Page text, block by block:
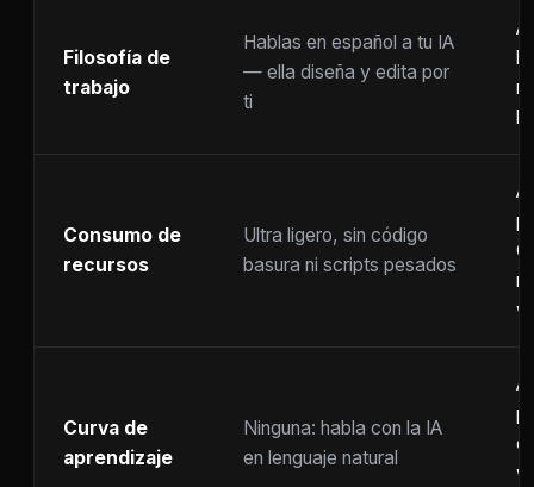
Filosofía de
trabajo
Hablas en español a tu IA
— ella diseña y edita por
ti
Consumo de
recursos
Ultra ligero, sin código
basura ni scripts pesados
Curva de
aprendizaje
Ninguna: habla con la IA
en lenguaje natural